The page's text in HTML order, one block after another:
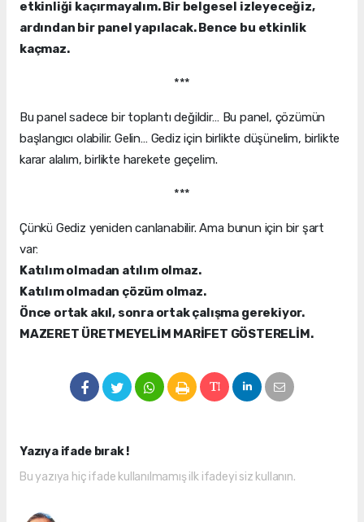
etkinliği kaçırmayalım. Bir belgesel izleyeceğiz,
ardından bir panel yapılacak. Bence bu etkinlik
kaçmaz.
***
Bu panel sadece bir toplantı değildir… Bu panel, çözümün
başlangıcı olabilir. Gelin… Gediz için birlikte düşünelim, birlikte
karar alalım, birlikte harekete geçelim.
***
Çünkü Gediz yeniden canlanabilir. Ama bunun için bir şart
var:
Katılım olmadan atılım olmaz.
Katılım olmadan çözüm olmaz.
Önce ortak akıl, sonra ortak çalışma gerekiyor.
MAZERET ÜRETMEYELİM MARİFET GÖSTERELİM.
Yazıya ifade bırak !
Bu yazıya hiç ifade kullanılmamış ilk ifadeyi siz kullanın.